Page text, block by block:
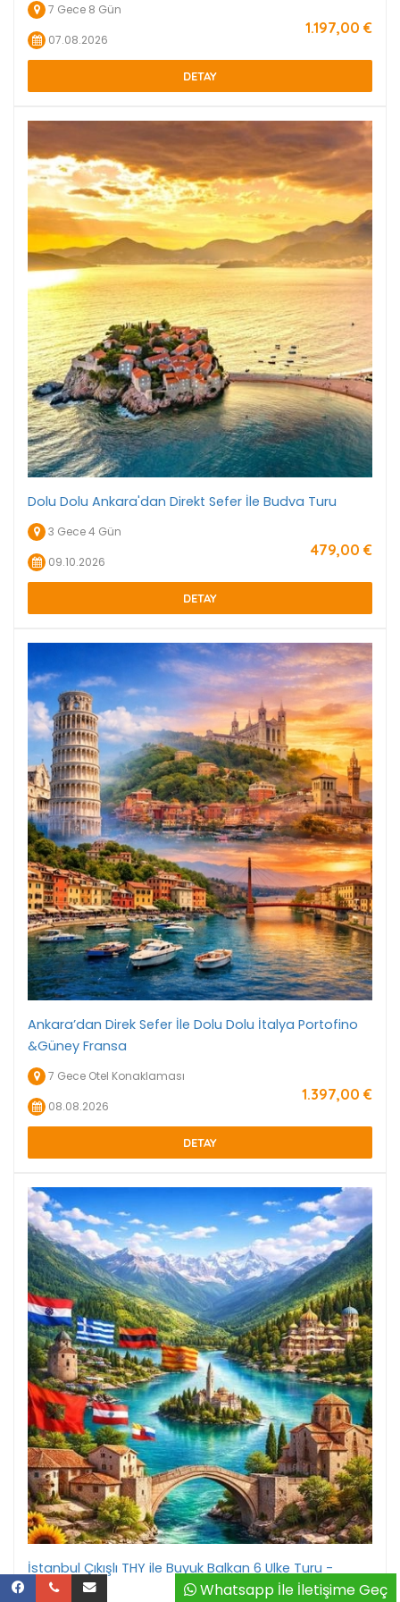
7 Gece 8 Gün
07.08.2026
1.197,00 €
DETAY
Dolu Dolu Ankara'dan Direkt Sefer İle Budva Turu
3 Gece 4 Gün
09.10.2026
479,00 €
DETAY
Ankara’dan Direk Sefer İle Dolu Dolu İtalya Portofino
&Güney Fransa
7 Gece Otel Konaklaması
08.08.2026
1.397,00 €
DETAY
İstanbul Çıkışlı THY ile Buyuk Balkan 6 Ulke Turu -
Vizesiz
Whatsapp İle İletişime Geç